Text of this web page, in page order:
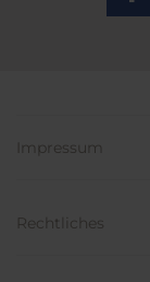
Impressum
Rechtliches